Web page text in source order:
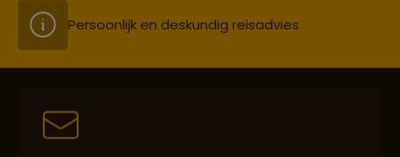
Persoonlijk en deskundig reisadvies
Best beoordeelde reisroutes